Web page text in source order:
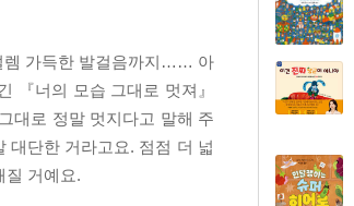
렘 가득한 발걸음까지…… 아
『너의 모습 그대로 멋져』
대로 정말 멋지다고 말해 주
대단한 거라고요. 점점 더 넓
질 거예요.